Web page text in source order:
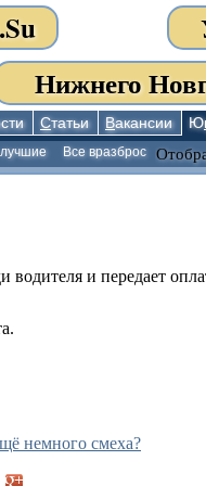
Нижнего
Статьи Вакансии Ю
Все вразброс
водителя и передает
немного смеха?